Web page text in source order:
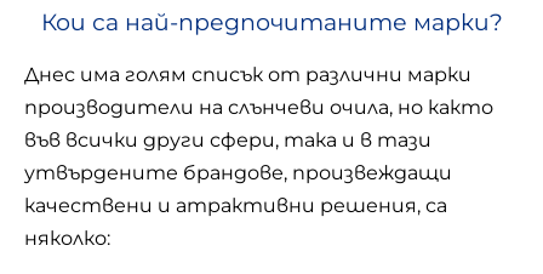
Кои са най-предпочитаните марки?
Днес има голям списък от различни марки
производители на слънчеви очила, но както
във всички други сфери, така и в тази
утвърдените брандове, произвеждащи
качествени и атрактивни решения, са
няколко: